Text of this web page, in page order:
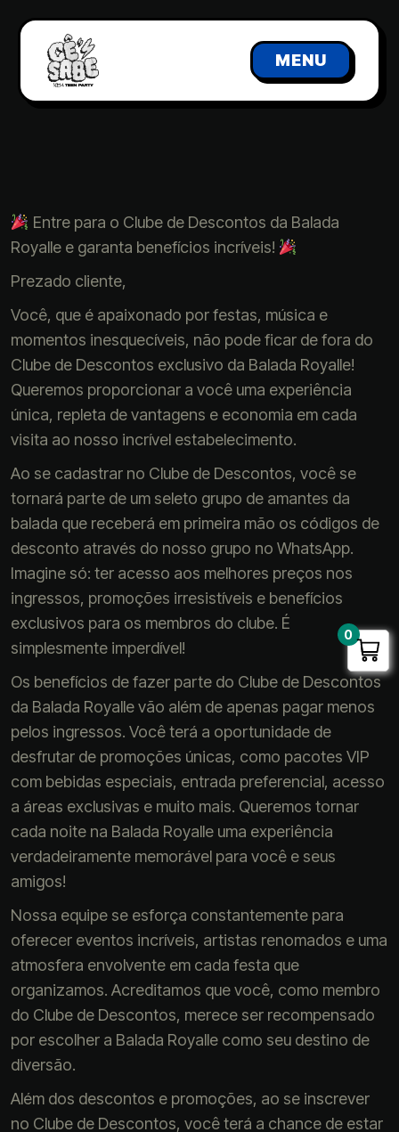
MENU
Entre para o Clube de Descontos da Balada
Royalle e garanta benefícios incríveis!
Prezado cliente,
Você, que é apaixonado por festas, música e
momentos inesquecíveis, não pode ficar de fora do
Clube de Descontos exclusivo da Balada Royalle!
Queremos proporcionar a você uma experiência
única, repleta de vantagens e economia em cada
visita ao nosso incrível estabelecimento.
Ao se cadastrar no Clube de Descontos, você se
tornará parte de um seleto grupo de amantes da
balada que receberá em primeira mão os códigos de
desconto através do nosso grupo no WhatsApp.
Imagine só: ter acesso aos melhores preços nos
ingressos, promoções irresistíveis e benefícios
exclusivos para os membros do clube. É
simplesmente imperdível!
Os benefícios de fazer parte do Clube de Descontos
da Balada Royalle vão além de apenas pagar menos
pelos ingressos. Você terá a oportunidade de
desfrutar de promoções únicas, como pacotes VIP
com bebidas especiais, entrada preferencial, acesso
a áreas exclusivas e muito mais. Queremos tornar
cada noite na Balada Royalle uma experiência
verdadeiramente memorável para você e seus
amigos!
Nossa equipe se esforça constantemente para
oferecer eventos incríveis, artistas renomados e uma
atmosfera envolvente em cada festa que
organizamos. Acreditamos que você, como membro
do Clube de Descontos, merece ser recompensado
por escolher a Balada Royalle como seu destino de
diversão.
Além dos descontos e promoções, ao se inscrever
no Clube de Descontos, você terá a chance de estar
0